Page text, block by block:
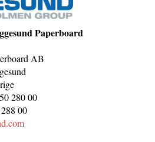
Paperboard
AB
280 00
00